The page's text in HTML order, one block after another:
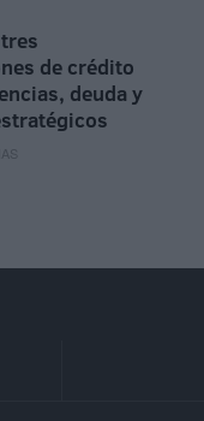
de crédito
deuda y